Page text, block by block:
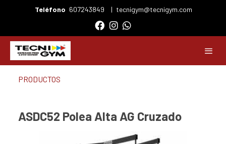
Teléfono 607243849 | tecnigym@tecnigym.com
PRODUCTOS
ASDC52 Polea Alta AG Cruzado